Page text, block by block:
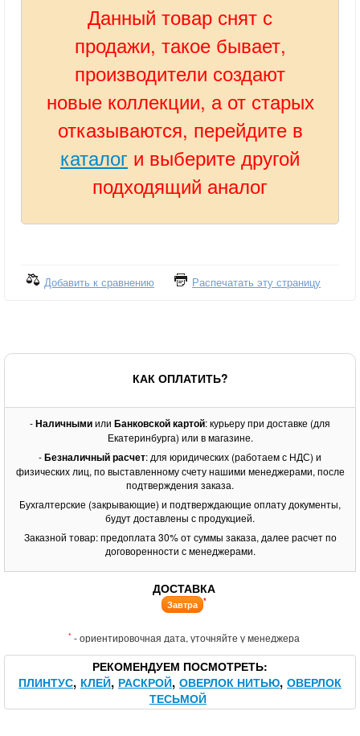
Данный товар снят с
продажи, такое бывает,
производители создают
новые коллекции, а от старых
отказываются, перейдите в
каталог и выберите другой
подходящий аналог
Добавить к сравнению Распечатать эту страницу
КАК ОПЛАТИТЬ?
-Наличнымиили Банковской картой: курьеру при доставке (для
Екатеринбурга) или в магазине.
-Безналичный расчет: для юридических (работаем с НДС) и
физических лиц, по выставленному счету нашими менеджерами, после
подтверждения заказа.
Бухгалтерские (закрывающие) и подтверждающие оплату документы,
будут доставлены с продукцией.
Заказной товар: предоплата 30% от суммы заказа, далее расчет по
договоренности с менеджерами.
ДОСТАВКА
Завтра *
* - ориентировочная дата, уточняйте у менеджера
РЕКОМЕНДУЕМ ПОСМОТРЕТЬ
ПЛИНТУС КЛЕЙ РАСКРОЙ ОВЕРЛОК НИТЬЮ ОВЕРЛОК
ТЕСЬМОЙ